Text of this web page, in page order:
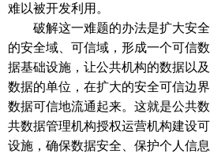
难以被开发利用。
破解这一难题的办法是扩大安全
的安全域、可信域，形成一个可信
据基础设施，让公共机构的数据以
数据的单位，在扩大的安全可信边
数据可信地流通起来。这就是公共
共数据管理机构授权运营机构建设
设施，确保数据安全、保护个人信